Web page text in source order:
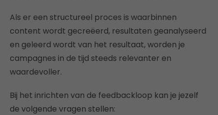
Als er een structureel proces is waarbinnen
content wordt gecreëerd, resultaten geanalyseerd
en geleerd wordt van het resultaat, worden je
campagnes in de tijd steeds relevanter en
waardevoller.
Bij het inrichten van de feedbackloop kan je jezelf
de volgende vragen stellen: